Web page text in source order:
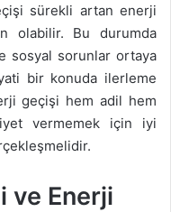
sürekli artan enerji
olabilir. Bu durumda
sosyal sorunlar ortaya
bir konuda ilerleme
geçişi hem adil hem
vermemek için iyi
ve Enerji